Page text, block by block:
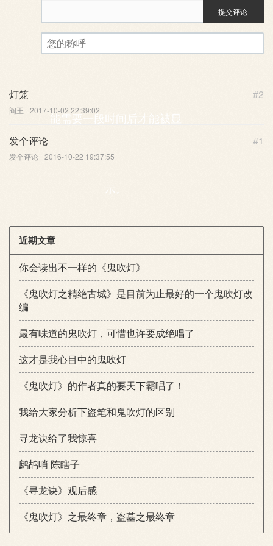
评论审核已启用。您的评论可
能需要一段时间后才能被显
示。
提交评论
#2
灯笼
阎王 2017-10-02 22:39:02
#1
发个评论
发个评论 2016-10-22 19:37:55
近期文章
你会读出不一样的《鬼吹灯》
《鬼吹灯之精绝古城》是目前为止最好的一个鬼吹灯改
编
最有味道的鬼吹灯，可惜也许要成绝唱了
这才是我心目中的鬼吹灯
《鬼吹灯》的作者真的要天下霸唱了！
我给大家分析下盗笔和鬼吹灯的区别
寻龙诀给了我惊喜
鹧鸪哨 陈瞎子
《寻龙诀》观后感
《鬼吹灯》之最终章，盗墓之最终章